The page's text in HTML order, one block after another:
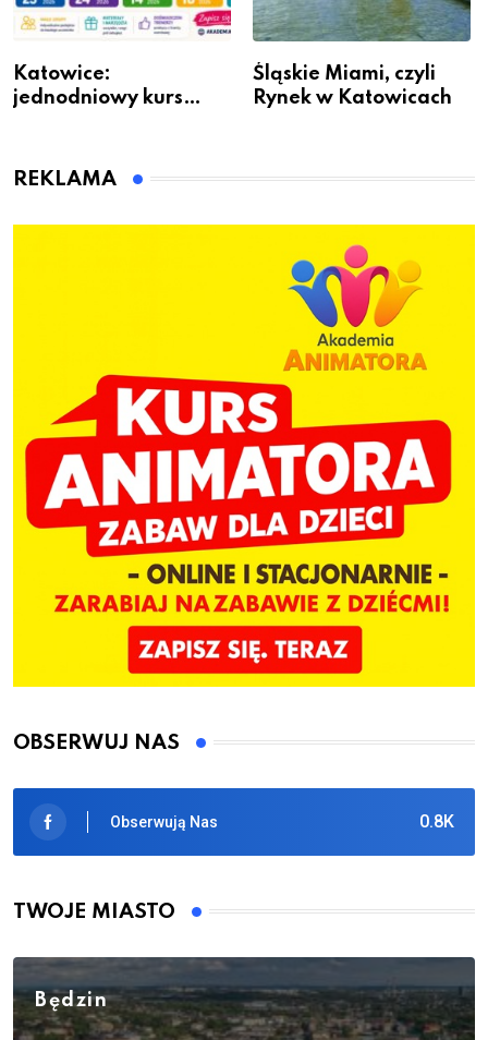
Katowice:
jednodniowy kurs
dzieci
Śląskie Miami, czyli
Rynek w Katowicach
REKLAMA
OBSERWUJ NAS
0.8K
Obserwują Nas
TWOJE MIASTO
Będzin